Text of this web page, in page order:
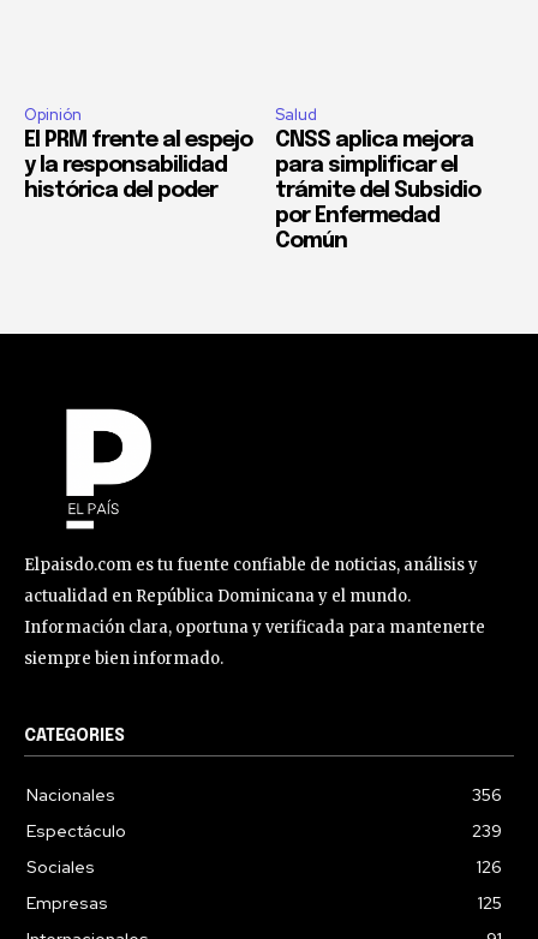
Opinión
El PRM frente al espejo
y la responsabilidad
histórica del poder
Salud
CNSS aplica mejora
para simplificar el
trámite del Subsidio
por Enfermedad
Común
Elpaisdo.com es tu fuente confiable de noticias, análisis y
actualidad en República Dominicana y el mundo.
Información clara, oportuna y verificada para mantenerte
siempre bien informado.
CATEGORIES
Nacionales
356
Espectáculo
239
Sociales
126
Empresas
125